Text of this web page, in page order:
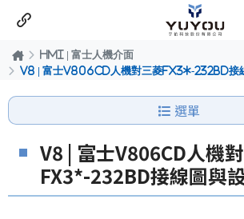
HMI | 富士人機介面
V8 | 富士V806CD人機對三菱FX3*-232BD接
選單
V8 | 富士V806CD人機
FX3*-232BD接線圖與